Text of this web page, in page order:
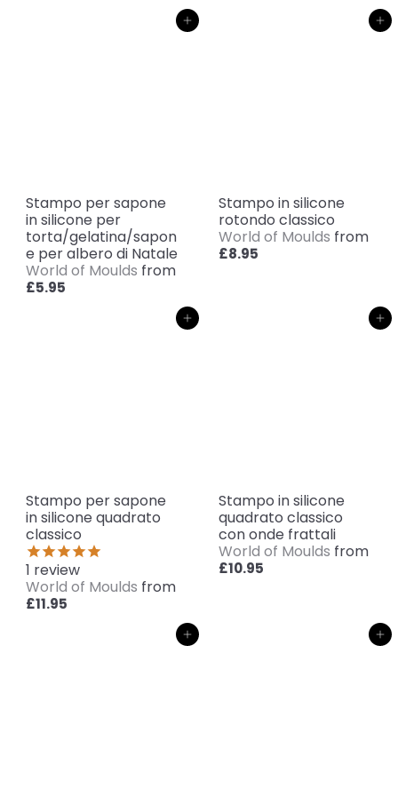
Aggiungi al carrello
Stampo per sapone
in silicone per
torta/gelatina/sapon
e per albero di Natale
World of Moulds from
£5.95
Aggiungi al carrello
Stampo in silicone
rotondo classico
World of Moulds from
£8.95
Aggiungi al carrello
Stampo per sapone
in silicone quadrato
classico
1 review
World of Moulds from
£11.95
Aggiungi al carrello
Stampo in silicone
quadrato classico
con onde frattali
World of Moulds from
£10.95
Aggiungi al carrello Aggiungi al carrello